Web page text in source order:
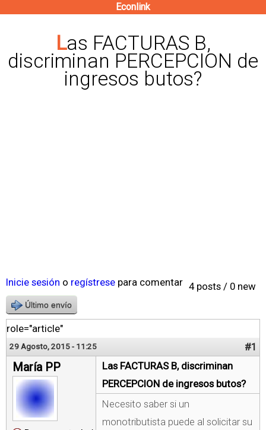
contenido
principal
Econlink
Las FACTURAS B,
discriminan PERCEPCION de
ingresos butos?
4 posts / 0 new
Inicie sesión o regístrese para comentar
Último envío
role="article"
29 Agosto, 2015 - 11:25 #1
María PP
Las FACTURAS B, discriminan
PERCEPCION de ingresos butos?
Necesito saber si un
monotributista puede al solicitar su